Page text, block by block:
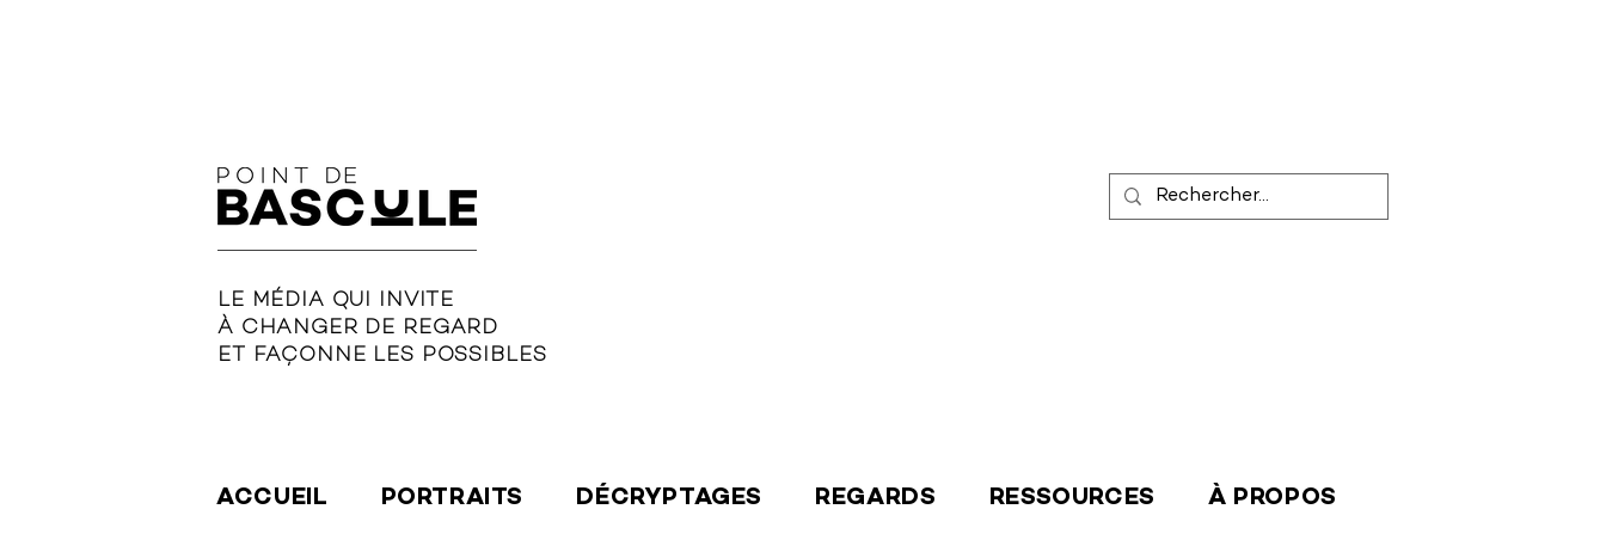
LE MÉDIA QUI INVITE
À CHANGER DE REGARD
ET FAÇONNE LES POSSIBLES
ACCUEIL PORTRAITS DÉCRYPTAGES REGARDS RESSOURCES À PROPOS